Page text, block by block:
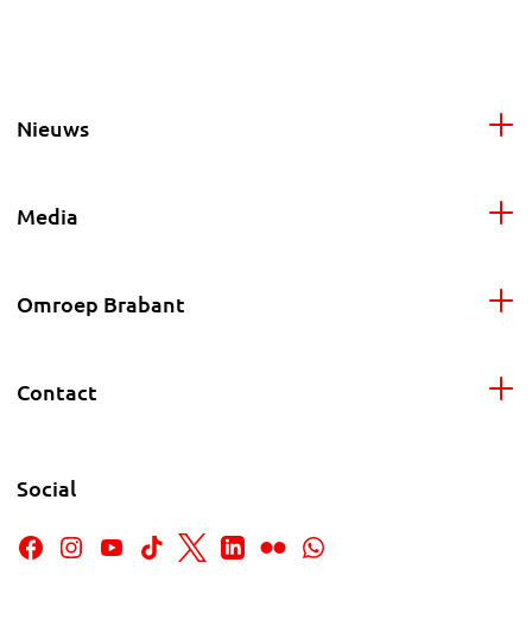
Nieuws
Media
Omroep Brabant
Contact
Social